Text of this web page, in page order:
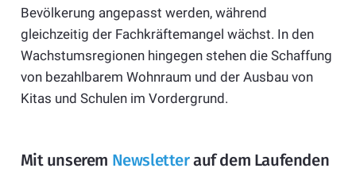
Bevölkerung angepasst werden, während
gleichzeitig der Fachkräftemangel wächst. In den
Wachstumsregionen hingegen stehen die Schaffung
von bezahlbarem Wohnraum und der Ausbau von
Kitas und Schulen im Vordergrund.
Mit unserem Newsletterauf dem Laufenden